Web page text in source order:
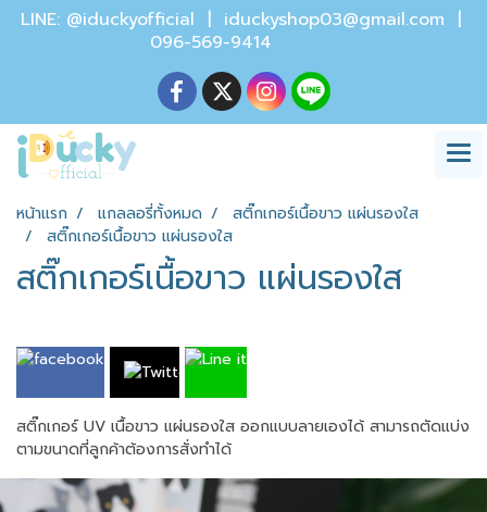
LINE: @iduckyofficial | iduckyshop03@gmail.com |
096-569-9414
หน้าแรก แกลลอรี่ทั้งหมด
สติ๊กเกอร์เนื้อขาว แผ่นรองใส
สติ๊กเกอร์เนื้อขาว แผ่นรองใส
สติ๊กเกอร์เนื้อขาว แผ่นรองใส
สติ๊กเกอร์ UV เนื้อขาว แผ่นรองใส ออกแบบลายเองได้ สามารถตัดแบ่ง
ตามขนาดที่ลูกค้าต้องการสั่งทำได้